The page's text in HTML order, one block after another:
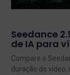
Seedance
de IA para
Compare o
duração do vídeo,